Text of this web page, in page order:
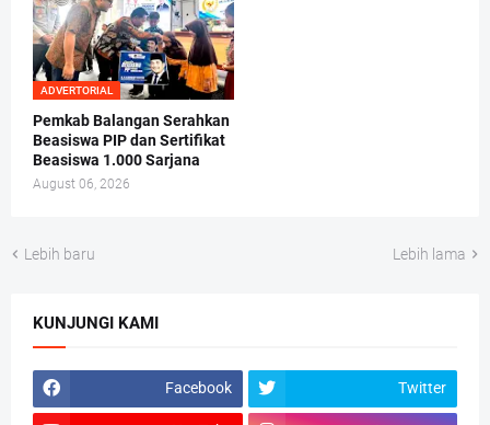
ADVERTORIAL
Pemkab Balangan Serahkan
Beasiswa PIP dan Sertifikat
Beasiswa 1.000 Sarjana
August 06, 2026
Lebih baru Lebih lama
KUNJUNGI KAMI
Facebook Twitter